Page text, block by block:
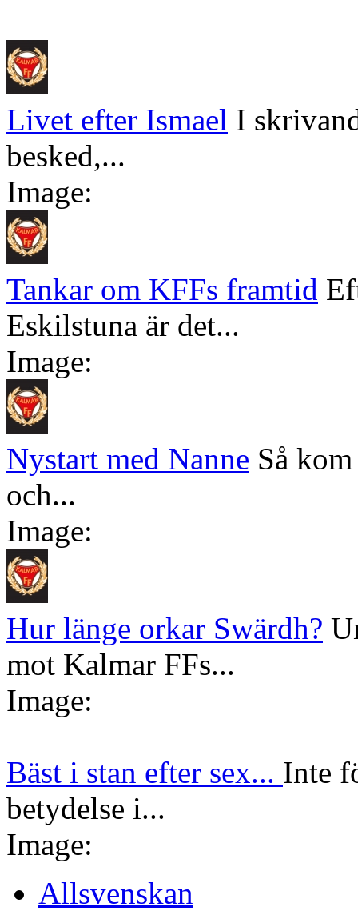
Livet efter Ismael I
besked,...
Image:
Tankar om KFFs framtid
Eskilstuna är det...
Image:
Nystart med Nanne Så
och...
Image:
Hur länge orkar Swärdh?
mot Kalmar FFs...
Image:
Bäst i stan efter sex... Inte
betydelse i...
Image:
Allsvenskan